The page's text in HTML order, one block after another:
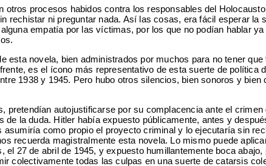
procesos habidos contra los responsables del
rechistar ni preguntar nada. Así las cosas, era fácil esperar
empatía por las víctimas, por los que no podían hablar
esta novela, bien administrados por muchos para no tener
es el ícono más representativo de esta suerte de
1938 y 1945. Pero hubo otros silencios, bien sonoros y
pretendían autojustificarse por su complacencia ante el
la duda. Hitler había expuesto públicamente, antes y
asumiría como propio el proyecto criminal y lo ejecutaría sin
recuerda magistralmente esta novela. Lo mismo puede
el 27 de abril de 1945, y expuesto humillantemente boca
colectivamente todas las culpas en una suerte de catarsis